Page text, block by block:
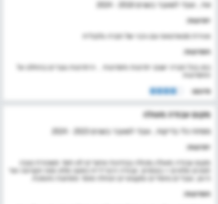
אח , עובד לשעבר בשנים 2018 - 2024
יתרונות:
אווירת סטארטאפ עם גיבוי של חברה גלובלית
חסרונות:
כמו בכל חברה ישנם יתרונות וחסרונות .. היתרונות גוברים בהחלט על
סיכום:
מקום עבודה מעולה
מפתח כלי בדיקות , עובד לשעבר בשנים 2023 - 2024
יתרונות:
מקום עבודה מעולה,מכולה בבחינות אתגרים לא חסר משכורת טובה
תנאים מלאים + בונוסים, עבודה היברידית כמעט מלא מאז הקורונה ועד
היום, עובדים נחמדים ומקצועיים הנהלה סופר מפרגנת ותומכת.
חסרונות: